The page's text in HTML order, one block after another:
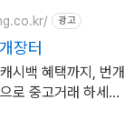
광고
장터
시백 혜택까지, 번개
로 중고거래 하세요